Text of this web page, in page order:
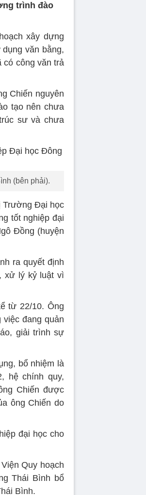
trình đào
xây dựng
văn bằng,
công văn trả
Chiến nguyên
tạo nên chưa
sư và chưa
(bên phải).
Trường Đại học
tốt nghiệp đại
Đồng (huyện
ra quyết định
xử lý kỷ luật vì
từ 22/10. Ông
việc đang quản
giải trình sự
bổ nhiệm là
hệ chính quy,
Chiến được
ông Chiến do
đại học cho
Quy hoạch
Thái Bình bổ
Bình.